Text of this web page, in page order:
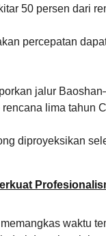
50 persen dari
percepatan
jalur
lima tahun
diproyeksikan
waktu